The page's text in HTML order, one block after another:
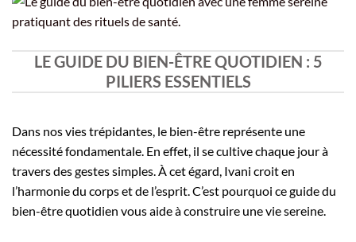
LE GUIDE DU BIEN-ÊTRE QUOTIDIEN : 5
PILIERS ESSENTIELS
Dans nos vies trépidantes, le bien-être représente une
nécessité fondamentale. En effet, il se cultive chaque jour à
travers des gestes simples. À cet égard, Ivani croit en
l’harmonie du corps et de l’esprit. C’est pourquoi ce guide du
bien-être quotidien vous aide à construire une vie sereine.